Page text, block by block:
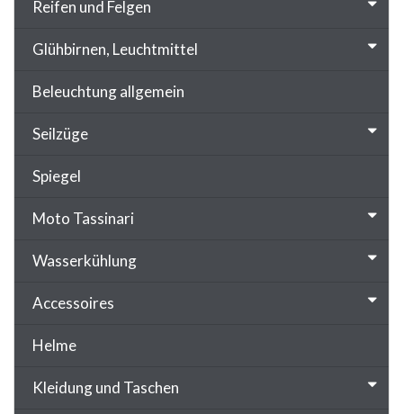
Reifen und Felgen
Glühbirnen, Leuchtmittel
Beleuchtung allgemein
Seilzüge
Spiegel
Moto Tassinari
Wasserkühlung
Accessoires
Helme
Kleidung und Taschen